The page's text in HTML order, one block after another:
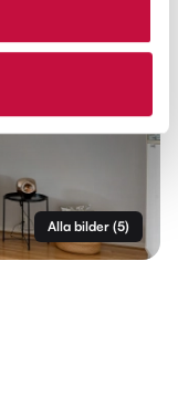
Alla bilder (5)